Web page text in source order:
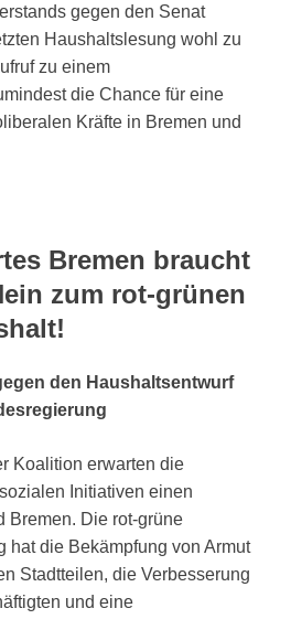
gegen den Senat
Haushaltslesung wohl zu
zu einem
die Chance für eine
Kräfte in Bremen und
Bremen braucht
zum rot-grünen
den Haushaltsentwurf
Koalition erwarten die
Initiativen einen
Bremen. Die rot-grüne
hat die Bekämpfung von Armut
Stadtteilen, die Verbesserung
und eine